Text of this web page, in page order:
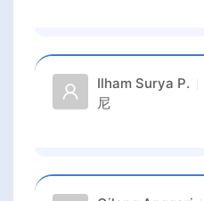
Ilham Surya P.
尼